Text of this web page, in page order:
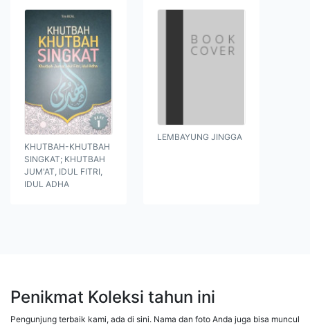
KHUTBAH-KHUTBAH
SINGKAT; KHUTBAH
JUM'AT, IDUL FITRI,
IDUL ADHA
LEMBAYUNG JINGGA
Penikmat Koleksi tahun ini
Pengunjung terbaik kami, ada di sini. Nama dan foto Anda juga bisa muncul